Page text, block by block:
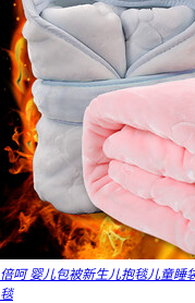
倍呵 婴儿包被新生儿抱毯儿童睡
毯